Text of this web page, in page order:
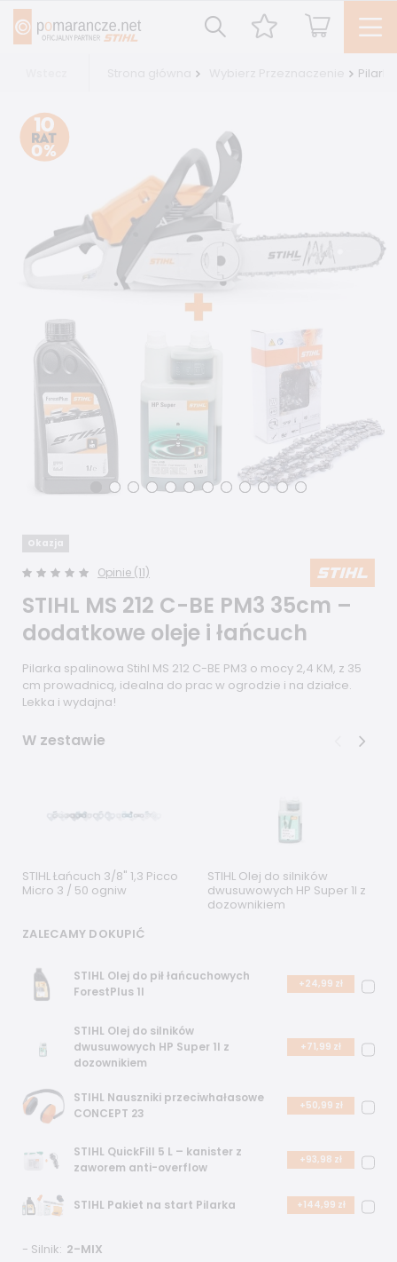
Okazja
Opinie (11)
STIHL MS 212 C-BE PM3 35cm –
dodatkowe oleje i łańcuch
Pilarka spalinowa Stihl MS 212 C-BE PM3 o mocy 2,4 KM, z 35
cm prowadnicą, idealna do prac w ogrodzie i na działce.
Lekka i wydajna!
W zestawie
STIHL Łańcuch 3/8" 1,3 Picco
Micro 3 / 50 ogniw
STIHL Olej do silników
dwusuwowych HP Super 1l z
dozownikiem
ZALECAMY DOKUPIĆ
STIHL Olej do pił łańcuchowych
ForestPlus 1l
+24,99 zł
STIHL Olej do silników
dwusuwowych HP Super 1l z
dozownikiem
+71,99 zł
STIHL Nauszniki przeciwhałasowe
CONCEPT 23
+50,99 zł
STIHL QuickFill 5 L – kanister z
zaworem anti-overflow
+93,98 zł
STIHL Pakiet na start Pilarka +144,99 zł
- Silnik 2-MIX